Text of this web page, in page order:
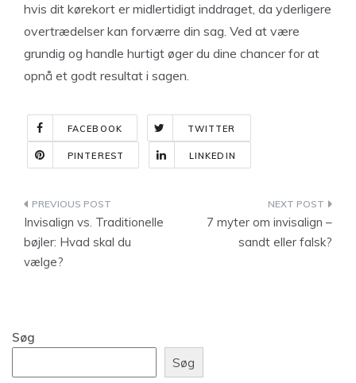
hvis dit kørekort er midlertidigt inddraget, da yderligere
overtrædelser kan forværre din sag. Ved at være
grundig og handle hurtigt øger du dine chancer for at
opnå et godt resultat i sagen.
FACEBOOK TWITTER
PINTEREST LINKEDIN
Indlægsnavigation
Invisalign vs. Traditionelle
bøjler: Hvad skal du
vælge?
7 myter om invisalign –
sandt eller falsk?
Søg
Søg